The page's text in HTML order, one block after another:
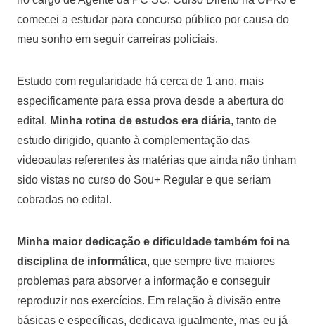
comecei a estudar para concurso público por causa do
meu sonho em seguir carreiras policiais.
Estudo com regularidade há cerca de 1 ano, mais
especificamente para essa prova desde a abertura do
edital. Minha rotina de estudos era diária, tanto de
estudo dirigido, quanto à complementação das
videoaulas referentes às matérias que ainda não tinham
sido vistas no curso do Sou+ Regular e que seriam
cobradas no edital.
Minha maior dedicação e dificuldade também foi na
disciplina de informática, que sempre tive maiores
problemas para absorver a informação e conseguir
reproduzir nos exercícios. Em relação à divisão entre
básicas e específicas, dedicava igualmente, mas eu já